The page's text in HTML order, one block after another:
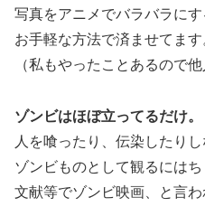
写真をアニメでバラバラにす
お手軽な方法で済ませてます
（私もやったことあるので
ゾンビはほぼ立ってるだけ。
人を喰ったり、伝染したりし
ゾンビものとして観るには
文献等でゾンビ映画、と言わ